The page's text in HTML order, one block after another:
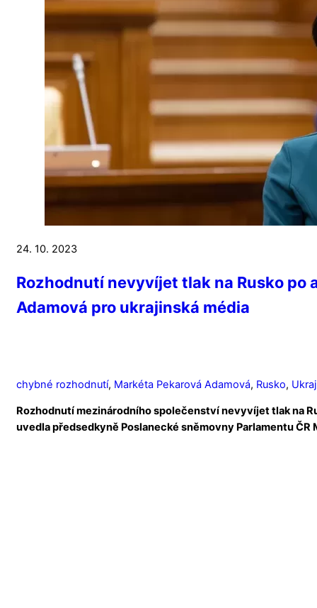
24. 10. 2023
Rozhodnutí nevyvíjet tlak na Rusko po
Adamová pro ukrajinská média
chybné rozhodnutí, Markéta Pekarová Adamová, Rusko,
Rozhodnutí mezinárodního společenství nevyvíjet tlak na
uvedla předsedkyně Poslanecké sněmovny Parlamentu ČR